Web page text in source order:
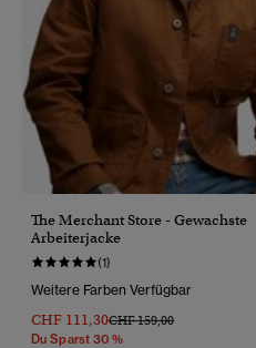
The Merchant Store - Gewachste
Arbeiterjacke
(1)
Weitere Farben Verfügbar
CHF 111,30Preis Wurde Reduziert Von
CHF 159,00Bis
Du Sparst 30 %